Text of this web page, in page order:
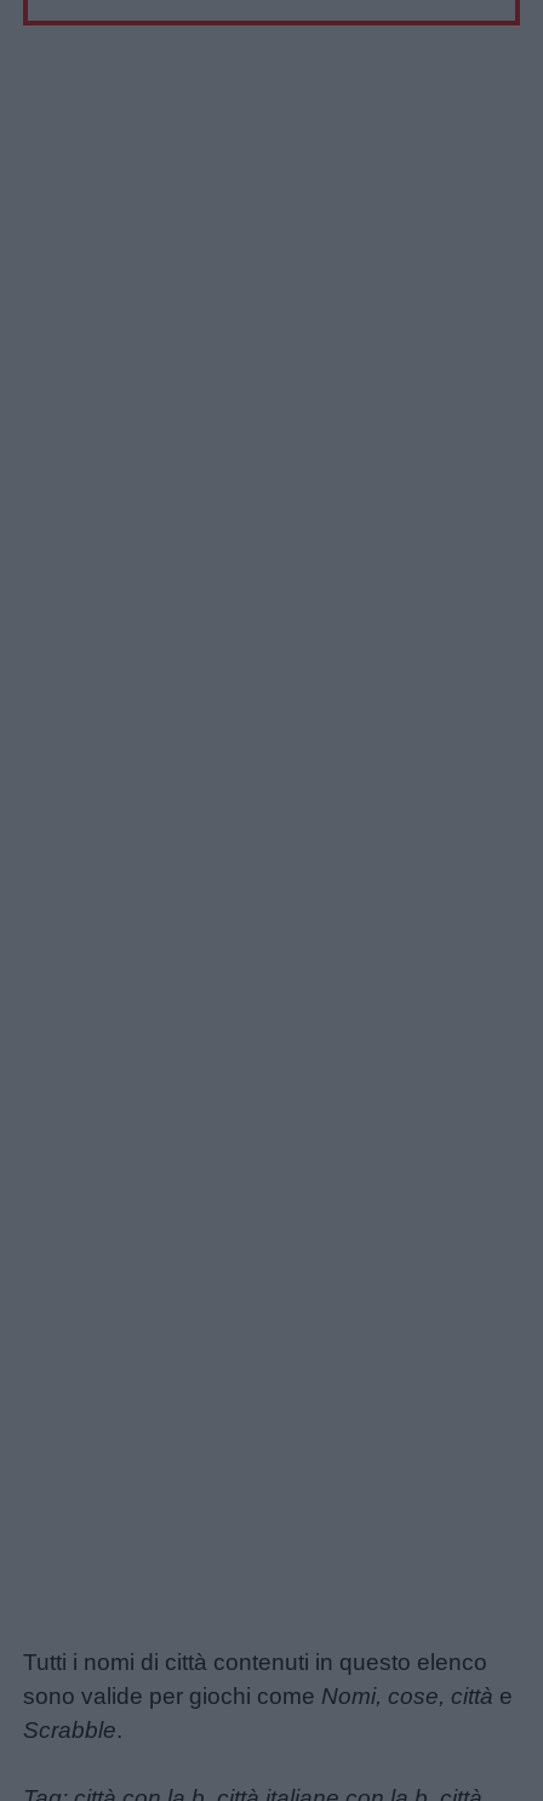
Tutti i nomi di città contenuti in questo elenco
sono valide per giochi come Nomi, cose, città e
Scrabble.